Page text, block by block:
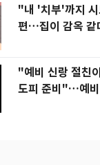
"내 '치부'까지 시
편…집이 감옥 같
"예비 신랑 절친
도피 준비"…예